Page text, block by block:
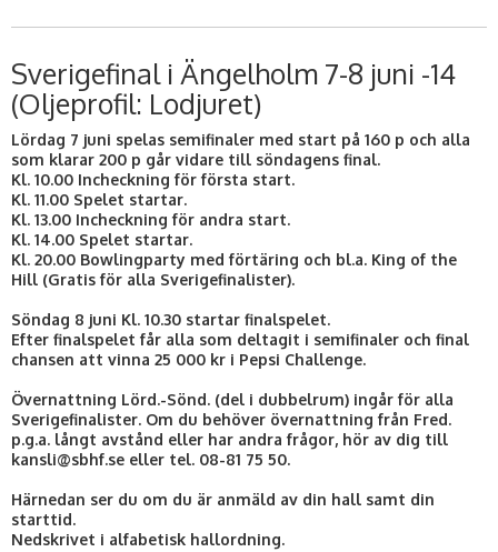
Sverigefinal i Ängelholm 7-8 juni -14
(Oljeprofil: Lodjuret)
Lördag 7 juni spelas semifinaler med start på 160 p och alla
som klarar 200 p går vidare till söndagens final.
Kl. 10.00 Incheckning för första start.
Kl. 11.00 Spelet startar.
Kl. 13.00 Incheckning för andra start.
Kl. 14.00 Spelet startar.
Kl. 20.00 Bowlingparty med förtäring och bl.a. King of the
Hill (Gratis för alla Sverigefinalister).
Söndag 8 juni Kl. 10.30 startar finalspelet.
Efter finalspelet får alla som deltagit i semifinaler och final
chansen att vinna 25 000 kr i Pepsi Challenge.
Övernattning Lörd.-Sönd. (del i dubbelrum) ingår för alla
Sverigefinalister. Om du behöver övernattning från Fred.
p.g.a. långt avstånd eller har andra frågor, hör av dig till
kansli@sbhf.se eller tel. 08-81 75 50.
Härnedan ser du om du är anmäld av din hall samt din
starttid.
Nedskrivet i alfabetisk hallordning.